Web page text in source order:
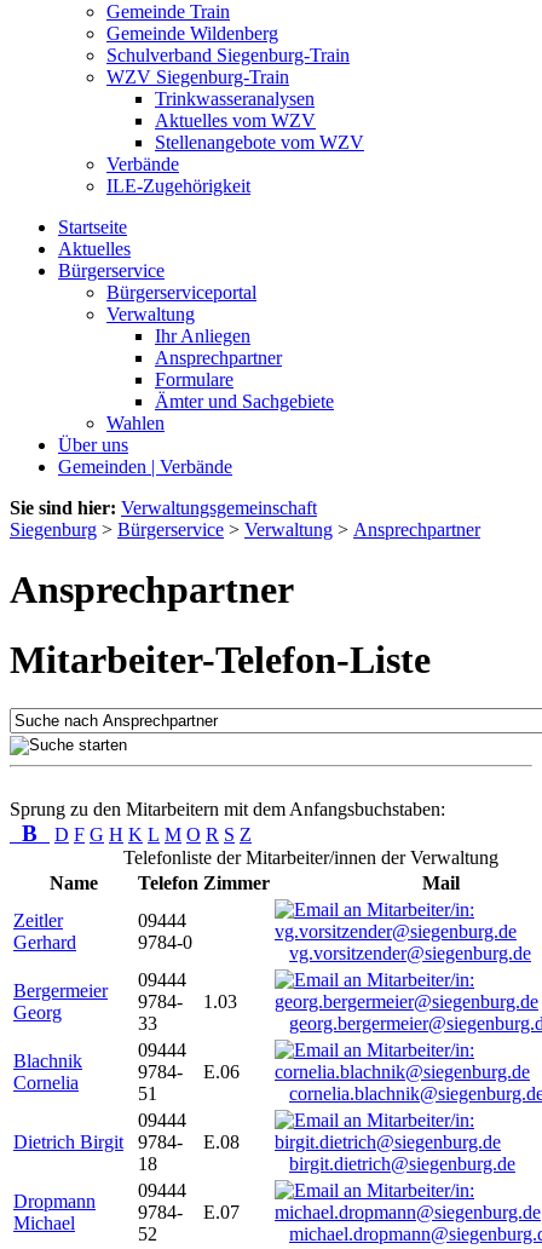
Gemeinde Train
Gemeinde Wildenberg
Schulverband Siegenburg-Train
WZV Siegenburg-Train
Trinkwasseranalysen
Aktuelles vom WZV
Stellenangebote vom WZV
Verbände
ILE-Zugehörigkeit
Startseite
Aktuelles
Bürgerservice
Bürgerserviceportal
Verwaltung
Ihr Anliegen
Ansprechpartner
Formulare
Ämter und Sachgebiete
Wahlen
Über uns
Gemeinden | Verbände
Sie sind hier: Verwaltungsgemeinschaft
Siegenburg > Bürgerservice > Verwaltung > Ansprechpartner
Ansprechpartner
Mitarbeiter-Telefon-Liste
Sprung zu den Mitarbeitern mit dem Anfangsbuchstaben:
B D F G H K L M O R S Z
Telefonliste der Mitarbeiter/innen der Verwaltung
Name
Telefon Zimmer
Mail
Zeitler
Gerhard
09444
9784-0
vg.vorsitzender@siegenburg.de
Bergermeier
Georg
09444
9784-
33
1.03
Blachnik
Cornelia
09444
9784-
51
E.06
Dietrich Birgit
09444
9784-
18
E.08
birgit.dietrich@siegenburg.de
Dropmann
Michael
09444
9784-
52
E.07